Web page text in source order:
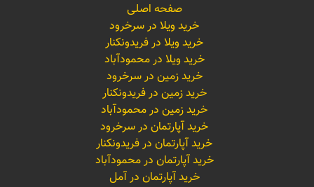
صفحه اصلی
خرید ویلا در سرخرود
خرید ویلا در فریدونکنار
خرید ویلا در محمودآباد
خرید زمین در سرخرود
خرید زمین در فریدونکنار
خرید زمین در محمودآباد
خرید آپارتمان در سرخرود
خرید آپارتمان در فریدونکنار
خرید آپارتمان در محمودآباد
خرید آپارتمان در آمل